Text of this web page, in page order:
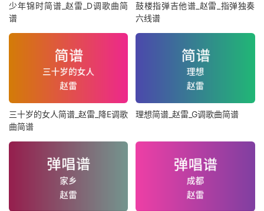
少年锦时简谱_赵雷_D调歌曲简
谱
鼓楼指弹吉他谱_赵雷_指弹独奏
六线谱
三十岁的女人简谱_赵雷_降E调歌
曲简谱
理想简谱_赵雷_G调歌曲简谱